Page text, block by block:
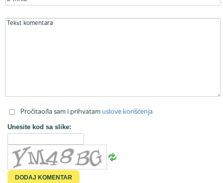
Pročitao/la sam i prihvatam uslove korišćenja
Unesite kod sa slike: